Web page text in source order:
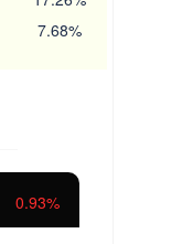
7.68%
0.93%